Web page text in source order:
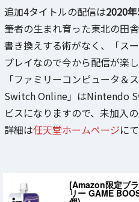
追加4タイトルの配信は2020年
筆者の生まれ育った東北の田
書き換えする術がなく、「ス
プレイなので今から配信が楽
「ファミリーコンピュータ
Switch Online」はNintendo
ビスになりますので、未加入
詳細は任天堂ホームページに
[Amazon限定ブ
リー GAME